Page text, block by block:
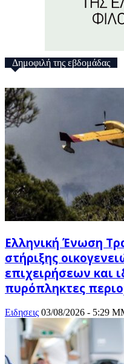
Δημοφιλή της εβδομάδας
Ελληνική Ένωση
στήριξης
επιχειρήσεων και
πυρόπληκτες
Ειδησεις 03/08/2026 - 5:29